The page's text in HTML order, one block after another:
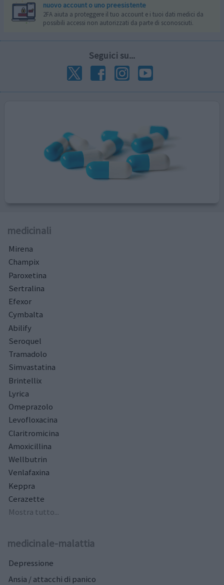
nuovo account o uno preesistente
2FA aiuta a proteggere il tuo account e i tuoi dati medici da
possibili accessi non autorizzati da parte di sconosciuti.
Seguici su...
medicinali
Mirena
Champix
Paroxetina
Sertralina
Efexor
Cymbalta
Abilify
Seroquel
Tramadolo
Simvastatina
Brintellix
Lyrica
Omeprazolo
Levofloxacina
Claritromicina
Amoxicillina
Wellbutrin
Venlafaxina
Keppra
Cerazette
Mostra tutto...
medicinale-malattia
Depressione
Ansia / attacchi di panico